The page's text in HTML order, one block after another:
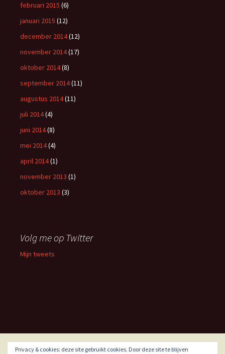
februari 2015 (6)
januari 2015 (12)
december 2014(12)
november 2014(17)
oktober 2014(8)
september 2014(11)
augustus 2014(11)
juli 2014(4)
juni 2014(8)
mei 2014(4)
april 2014(1)
november 2013 (1)
oktober 2013 (3)
Volg me op Twitter
Mijn tweets
Privacy & cookies: deze site gebruikt cookies. Door deze site te blijven